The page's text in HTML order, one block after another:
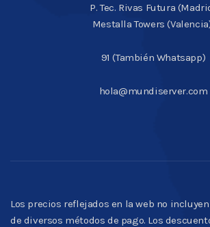
P. Tec. Rivas Futura
Mestalla Towers
91 (También Whatsapp)
hola@mundiserver.com
Los precios reflejados en la web no
de diversos métodos de pago. Los